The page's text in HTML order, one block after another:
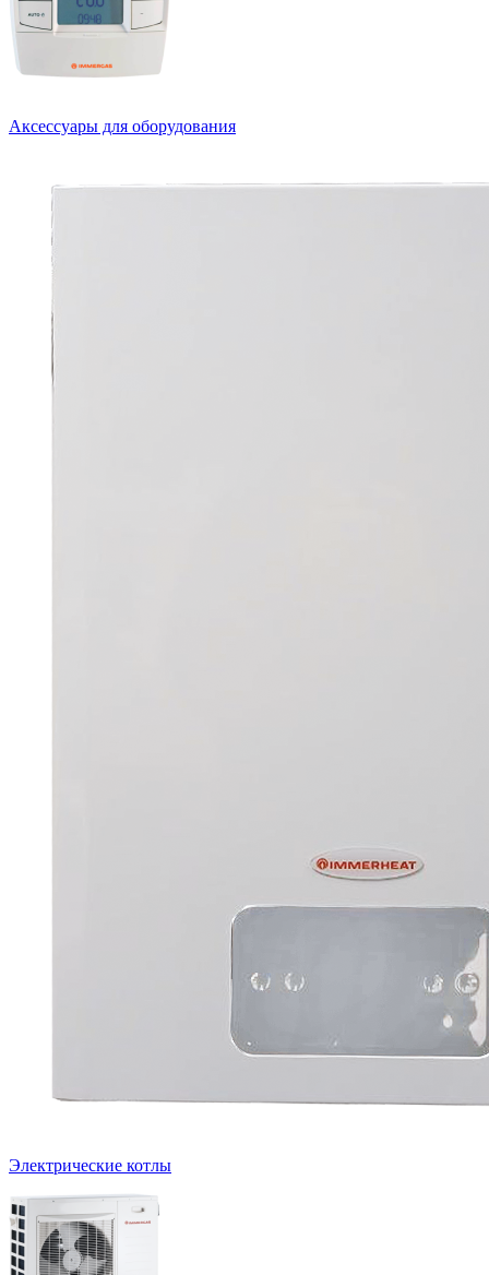
Аксессуары для оборудования
Электрические котлы